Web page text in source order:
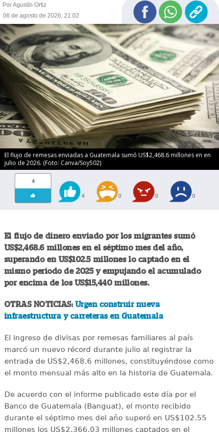
Por Agustín Ortiz
06 de agosto de 2026, 21:02
El flujo de remesas enviadas a Guatemala sumó US$2,468.6 millones en en
julio de 2026. (Foto: Canva/Soy502)
4
4 0 0 0
El flujo de dinero enviado por los migrantes sumó
US$2,468.6 millones en el séptimo mes del año,
superando en US$102.5 millones lo captado en el
mismo periodo de 2025 y empujando el acumulado
por encima de los US$15,440 millones.
OTRAS NOTICIAS: Urgen construir nueva
infraestructura y carreteras en Guatemala
El ingreso de divisas por remesas familiares al país
marcó un nuevo récord durante julio al registrar la
entrada de US$2,468.6 millones, constituyéndose como
el monto mensual más alto en la historia de Guatemala.
De acuerdo con el informe publicado este día por el
Banco de Guatemala (Banguat), el monto recibido
durante el séptimo mes del año superó en US$102.55
millones los US$2,366.03 millones captados en el